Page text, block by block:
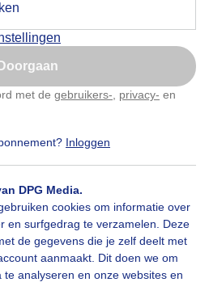
Doorgaan
met de gebruikers- privacy- en
Inloggen
DPG Media.
cookies om informatie over
en surfgedrag te verzamelen. Deze
de gegevens die je zelf deelt met
aanmaakt. Dit doen we om
analyseren en onze websites en
Vuurtoren
misschien later
dit aan te passen